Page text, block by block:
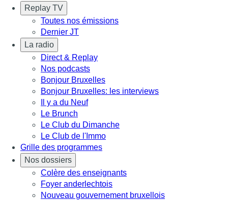
Replay TV
Toutes nos émissions
Dernier JT
La radio
Direct & Replay
Nos podcasts
Bonjour Bruxelles
Bonjour Bruxelles: les interviews
Il y a du Neuf
Le Brunch
Le Club du Dimanche
Le Club de l'Immo
Grille des programmes
Nos dossiers
Colère des enseignants
Foyer anderlechtois
Nouveau gouvernement bruxellois